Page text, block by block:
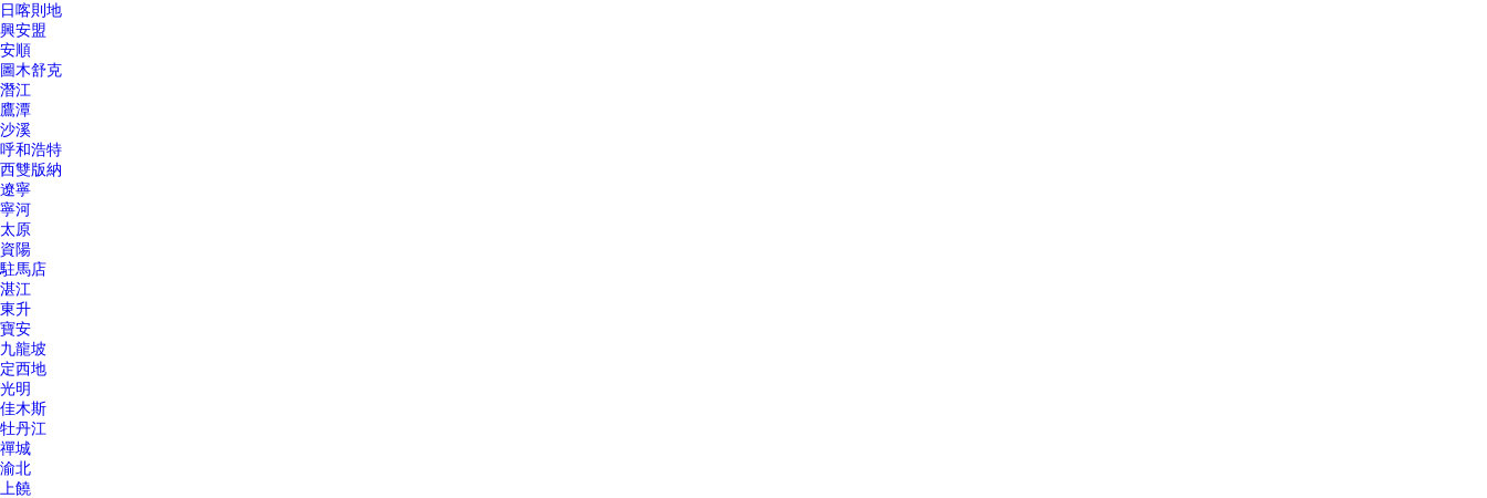
日喀則地
興安盟
安順
圖木舒克
潛江
鷹潭
沙溪
呼和浩特
西雙版納
遼寧
寧河
太原
資陽
駐馬店
湛江
東升
寶安
九龍坡
定西地
光明
佳木斯
牡丹江
禪城
渝北
上饒